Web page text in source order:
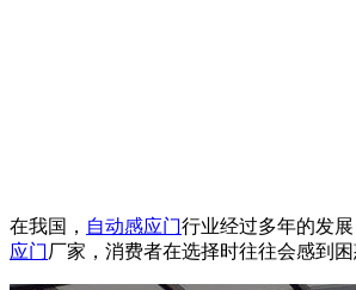
在我国， 自动感应门行业经过多年的发
应门厂家，消费者在选择时往往会感到